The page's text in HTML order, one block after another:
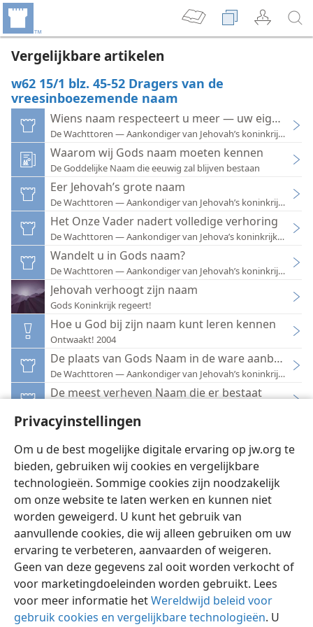
Privacyinstellingen
Om u de best mogelijke digitale ervaring op jw.org te
bieden, gebruiken wij cookies en vergelijkbare
technologieën. Sommige cookies zijn noodzakelijk
om onze website te laten werken en kunnen niet
worden geweigerd. U kunt het gebruik van
aanvullende cookies, die wij alleen gebruiken om uw
ervaring te verbeteren, aanvaarden of weigeren.
Geen van deze gegevens zal ooit worden verkocht of
voor marketingdoeleinden worden gebruikt. Lees
voor meer informatie hetWereldwijd beleid voor
gebruik cookies en vergelijkbare technologieën. U
Vergelijkbare artikelen
w62 15/1 blz. 45-52 Dragers van de
vreesinboezemende naam
Wiens naam respecteert u meer — uw eigen
De Wachttoren — Aankondiger van Jehovah’s koninkrijk 1972
Waarom wij Gods naam moeten kennen
De Goddelijke Naam die eeuwig zal blijven bestaan
Eer Jehovah’s grote naam
De Wachttoren — Aankondiger van Jehovah’s koninkrijk 2013
Het Onze Vader nadert volledige verhoring
De Wachttoren — Aankondiger van Jehova’s koninkrijk 1951
Wandelt u in Gods naam?
De Wachttoren — Aankondiger van Jehovah’s koninkrijk 1978
Jehovah verhoogt zijn naam
Gods Koninkrijk regeert!
Hoe u God bij zijn naam kunt leren kennen
Ontwaakt! 2004
De plaats van Gods Naam in de ware aanbidding
De Wachttoren — Aankondiger van Jehovah’s koninkrijk 1970
De meest verheven Naam die er bestaat
Wat is Gods naam?
De Wachttoren — Aankondiger van Jehovah’s koninkrijk
Nederlands Instellingen
Copyright © 2026 Watch Tower Bible and Tract Society of Pennsylvania
Gebruiksvoorwaarden Privacybeleid
Privacyinstellingen
Inloggen